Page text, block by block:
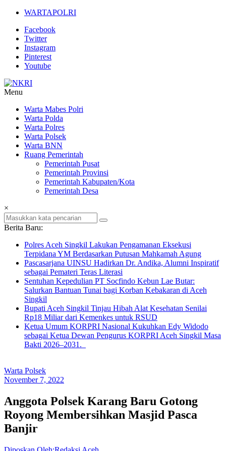
Lompat
konten
WARTAPOLRI
Facebook
Twitter
Instagram
Pinterest
Youtube
Jurnalisme
Positif
Menu
Warta Mabes Polri
Warta Polda
Warta Polres
Warta Polsek
Warta BNN
Ruang Pemerintah
Pemerintah Pusat
Pemerintah Provinsi
Pemerintah Kabupaten/Kota
Pemerintah Desa
×
Berita Baru:
Polres Aceh Singkil Lakukan Pengamanan Eksekusi
Terpidana YM Berdasarkan Putusan Mahkamah Agung
Pascasarjana UINSU Hadirkan Dr. Andika, Alumni Inspiratif
sebagai Pemateri Teras Literasi
Sentuhan Kepedulian PT Socfindo Kebun Lae Butar:
Salurkan Bantuan Tunai bagi Korban Kebakaran di Aceh
Singkil
Bupati Aceh Singkil Tinjau Hibah Alat Kesehatan Senilai
Rp18 Miliar dari Kemenkes untuk RSUD
Ketua Umum KORPRI Nasional Kukuhkan Edy Widodo
sebagai Ketua Dewan Pengurus KORPRI Aceh Singkil Masa
Bakti 2026–2031.
Warta Polsek
November 7, 2022
Anggota Polsek Karang Baru Gotong
Royong Membersihkan Masjid Pasca
Banjir